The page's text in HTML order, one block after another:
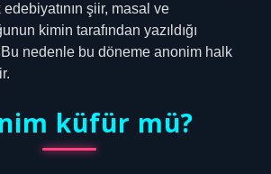
şiir, masal ve
kimin tarafından yazıldığı
nedenle bu döneme anonim halk
küfür mü?